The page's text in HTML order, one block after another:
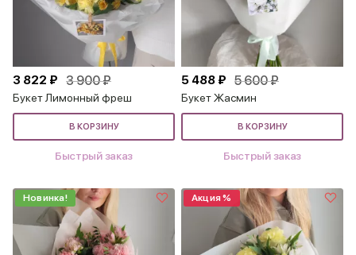
3 822 ₽ 3 900 ₽
Букет Лимонный фреш
В КОРЗИНУ
Быстрый заказ
5 488 ₽ 5 600 ₽
Букет Жасмин
В КОРЗИНУ
Быстрый заказ
Новинка! Акция %